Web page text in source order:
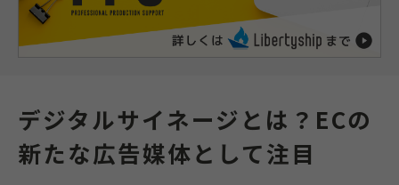
デジタルサイネージとは？ECの
新たな広告媒体として注目